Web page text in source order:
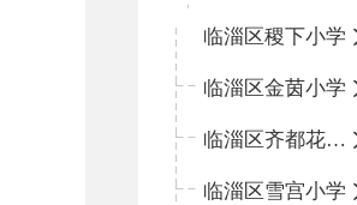
临淄区稷下小学
临淄区金茵小学
临淄区齐都花园小学
临淄区雪宫小学